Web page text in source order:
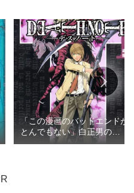
「この漫画のバッドエンドが
とんでもない」白正男の
TOP3